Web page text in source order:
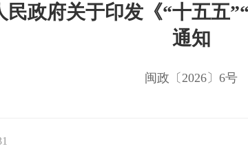
民政府关于印发《“十五五
通知
闽政〔2026〕6号